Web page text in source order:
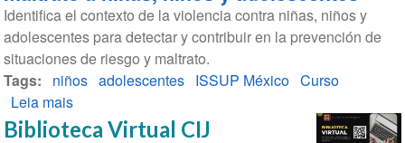
adicciones
línea
gratuito:
Primeros
auxilios
psicológicos
Identifica el contexto de la violencia contra niñas, niños y
adolescentes para detectar y contribuir en la prevención de
situaciones de riesgo y maltrato.
Tags
niños adolescentes ISSUP México Curso
Leia maissobre
Curso
Biblioteca Virtual CIJ